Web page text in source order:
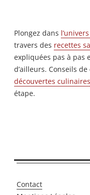
Plongez dans
travers des recettes
expliquées pas à pas
d’ailleurs. Conseils
découvertes culinaires
étape.
Contact